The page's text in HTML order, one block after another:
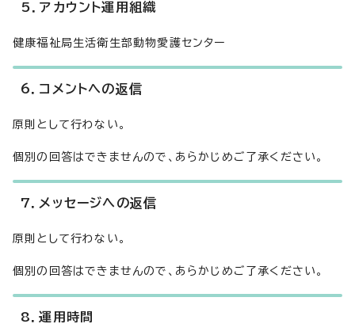
5．アカウント運用組織
健康福祉局生活衛生部動物愛護センター
6．コメントへの返信
原則として行わない。
個別の回答はできませんので、あらかじめご了承ください。
7．メッセージへの返信
原則として行わない。
個別の回答はできませんので、あらかじめご了承ください。
8．運用時間